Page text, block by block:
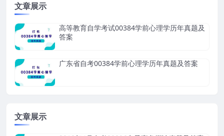
文章展示
高等教育自学考试00384学前心理学历年真题及
答案
广东省自考00384学前心理学历年真题及答案
文章展示